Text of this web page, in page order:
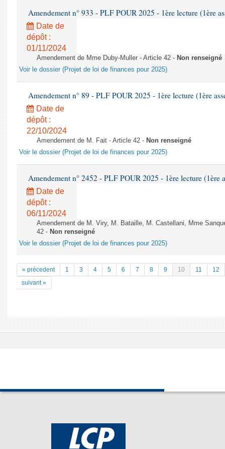
Amendement n° 933 - PLF POUR 2025 - 1ère lecture (1ère
Date de
dépôt :
01/11/2024
Amendement de Mme Duby-Muller - Article 42 - Non renseigné
Voir le dossier (Projet de loi de finances pour 2025)
Amendement n° 89 - PLF POUR 2025 - 1ère lecture (1ère
Date de
dépôt :
22/10/2024
Amendement de M. Fait - Article 42 - Non renseigné
Voir le dossier (Projet de loi de finances pour 2025)
Amendement n° 2452 - PLF POUR 2025 - 1ère lecture (1ère
Date de
dépôt :
06/11/2024
Amendement de M. Viry, M. Bataille, M. Castellani, Mme
42 - Non renseigné
Voir le dossier (Projet de loi de finances pour 2025)
« précedent 1 3 4 5 6 7 8 9 10 11
12
suivant »